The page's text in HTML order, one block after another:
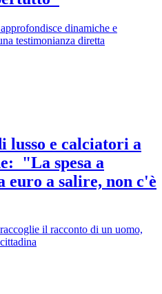
dinamiche e
testimonianza diretta
lusso e calciatori a
"La spesa a
euro a salire, non c'è
il racconto di un uomo,